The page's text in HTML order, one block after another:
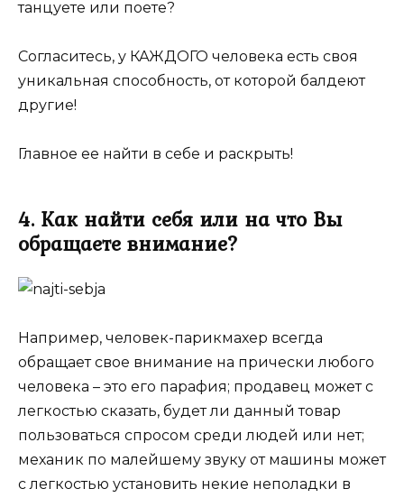
танцуете или поете?
Согласитесь, у КАЖДОГО человека есть своя
уникальная способность, от которой балдеют
другие!
Главное ее найти в себе и раскрыть!
4. Как найти себя или на что Вы
обращаете внимание?
Например, человек-парикмахер всегда
обращает свое внимание на прически любого
человека – это его парафия; продавец может с
легкостью сказать, будет ли данный товар
пользоваться спросом среди людей или нет;
механик по малейшему звуку от машины может
с легкостью установить некие неполадки в